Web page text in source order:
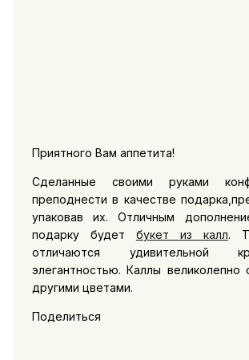
Приятного Вам аппетита!
Сделанные своими руками
преподнести в качестве
упаковав их. Отличным
подарку будет букет из калл.
отличаются удивительной
элегантностью. Каллы великолепно
другими цветами.
Поделиться